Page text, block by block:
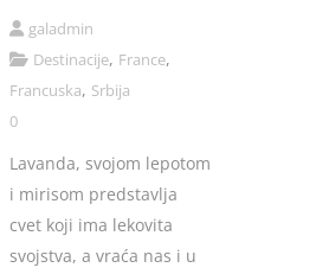
galadmin
Destinacije, France,
Francuska, Srbija
0
Lavanda, svojom lepotom
i mirisom predstavlja
cvet koji ima lekovita
svojstva, a vraća nas i u